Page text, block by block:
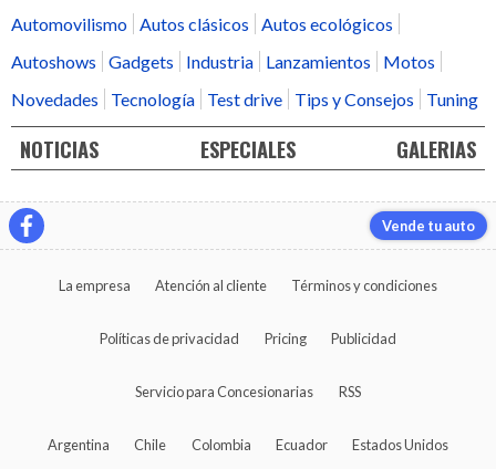
Automovilismo Autos clásicos
Autos ecológicos
Autoshows
Gadgets Industria Lanzamientos
Motos
Novedades
Tecnología Test drive Tips y Consejos Tuning
NOTICIAS ESPECIALES GALERIAS
Vende tu auto
La empresa Atención al cliente Términos y condiciones
Políticas de privacidad Pricing Publicidad
Servicio para Concesionarias RSS
Argentina Chile Colombia Ecuador Estados Unidos